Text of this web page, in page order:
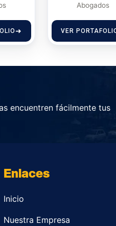
Abogados
VER
encuentren fácilmente tus
Enlaces
Inicio
Nuestra Empresa